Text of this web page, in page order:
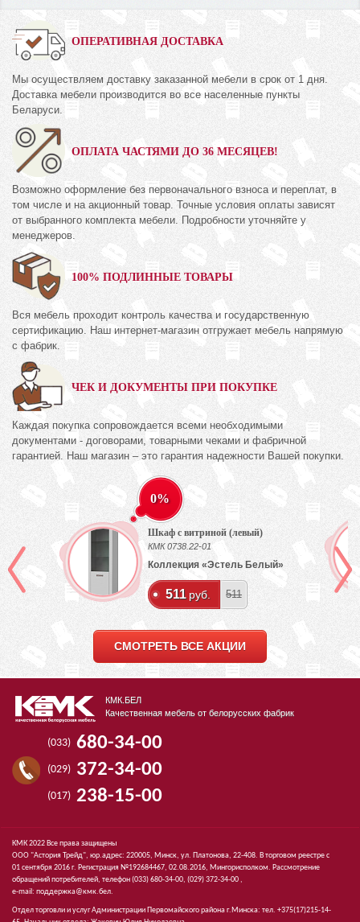
ОПЕРАТИВНАЯ ДОСТАВКА
Мы осуществляем доставку заказанной мебели в срок от 1 дня.
Доставка мебели производится во все населенные пункты
Беларуси.
ОПЛАТА ЧАСТЯМИ ДО 36 МЕСЯЦЕВ!
Возможно оформление без первоначального взноса и переплат, в
том числе и на акционный товар. Точные условия оплаты зависят
от выбранного комплекта мебели. Подробности уточняйте у
менеджеров.
100% ПОДЛИННЫЕ ТОВАРЫ
Вся мебель проходит контроль качества и государственную
сертификацию. Наш интернет-магазин отгружает мебель напрямую
с фабрик.
ЧЕК И ДОКУМЕНТЫ ПРИ ПОКУПКЕ
Каждая покупка сопровождается всеми необходимыми
документами - договорами, товарными чеками и фабричной
гарантией. Наш магазин – это гарантия надежности Вашей покупки.
0%
Шкаф с витриной (левый)
КМК 0738.22-01
Коллекция «Эстель Белый»
511 руб. 511
СМОТРЕТЬ ВСЕ АКЦИИ
КМК.БЕЛ
Качественная мебель от белорусских фабрик
(033) 680-34-00
(029) 372-34-00
(017) 238-15-00
КМК 2022 Все права защищены
ООО "Астория Трейд", юр.адрес: 220005, Минск, ул. Платонова, 22-408. В торговом реестре с
01 сентября 2016 г. Регистрация №192684467, 02.08.2016, Мингорисполком. Рассмотрение
обращений потребителей, телефон(033)680-34-00, (029)372-34-00 ,
e-mail: поддержка@кмк.бел.
Отдел торговли и услуг Администрации Первомайского района г.Минска: тел. +375(17)215-14-